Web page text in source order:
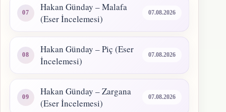
Hakan Günday – Malafa
(Eser İncelemesi)
07.08.2026
Hakan Günday – Piç (Eser
İncelemesi)
07.08.2026
Hakan Günday – Zargana
(Eser İncelemesi)
07.08.2026